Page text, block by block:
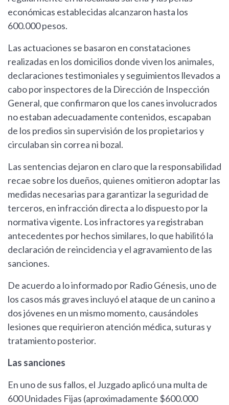
económicas establecidas alcanzaron hasta los
600.000 pesos.
Las actuaciones se basaron en constataciones
realizadas en los domicilios donde viven los animales,
declaraciones testimoniales y seguimientos llevados a
cabo por inspectores de la Dirección de Inspección
General, que confirmaron que los canes involucrados
no estaban adecuadamente contenidos, escapaban
de los predios sin supervisión de los propietarios y
circulaban sin correa ni bozal.
Las sentencias dejaron en claro que la responsabilidad
recae sobre los dueños, quienes omitieron adoptar las
medidas necesarias para garantizar la seguridad de
terceros, en infracción directa a lo dispuesto por la
normativa vigente. Los infractores ya registraban
antecedentes por hechos similares, lo que habilitó la
declaración de reincidencia y el agravamiento de las
sanciones.
De acuerdo a lo informado por Radio Génesis, uno de
los casos más graves incluyó el ataque de un canino a
dos jóvenes en un mismo momento, causándoles
lesiones que requirieron atención médica, suturas y
tratamiento posterior.
Las sanciones
En uno de sus fallos, el Juzgado aplicó una multa de
600 Unidades Fijas (aproximadamente $600.000